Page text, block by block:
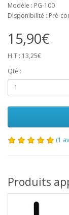
Modèle : PG-100
Disponibilité : Pré-
15,90€
H.T : 13,25€
Qté :
(1
Produits